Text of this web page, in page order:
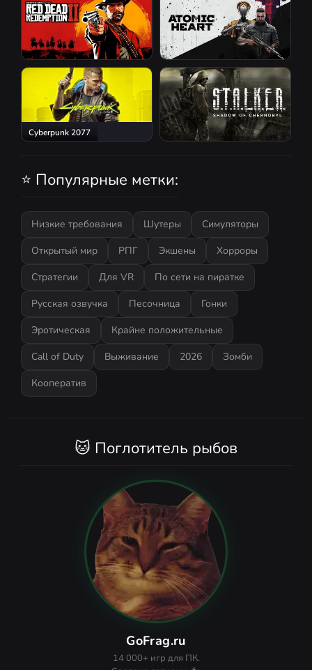
Red Dead Redemption 2 Atomic Heart
Cyberpunk 2077
⭐ Популярные метки:
Низкие требования Шутеры
Симуляторы
Открытый мир
РПГ Экшены
Хорроры
Стратегии
Для VR
По сети на пиратке
Русская озвучка
Песочница
Гонки
Эротическая
Крайне положительные
Call of Duty
Выживание 2026
Зомби
Кооператив
🐱 Поглотитель рыбов
GoFrag.ru
14 000+ игр для ПК.